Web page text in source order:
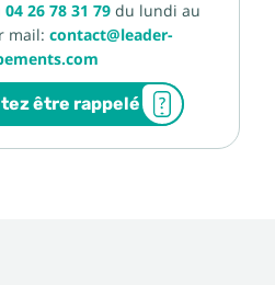
04 26 78 31 79 du lundi au
mail: contact@leader-
être rappelé